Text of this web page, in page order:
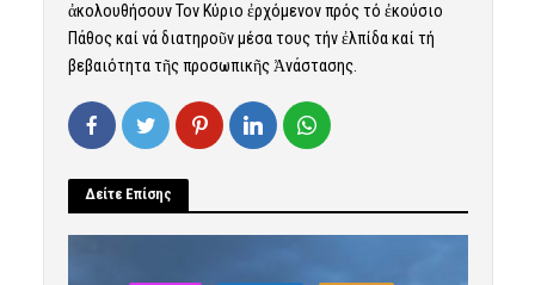
ἀκολουθήσουν Τον Κύριο ἐρχόμενον πρός τό ἐκούσιο
Πάθος καί νά διατηροῦν μέσα τους τήν ἐλπίδα καί τή
βεβαιότητα τῆς προσωπικῆς Ἀνάστασης.
Δείτε Επίσης